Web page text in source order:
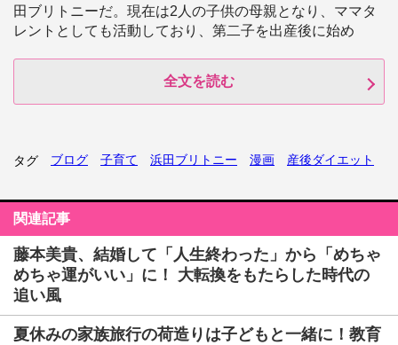
田ブリトニーだ。現在は2人の子供の母親となり、ママタ
レントとしても活動しており、第二子を出産後に始め
全文を読む
タグ ブログ 子育て 浜田ブリトニー 漫画 産後ダイエット
関連記事
藤本美貴、結婚して「人生終わった」から「めちゃ
めちゃ運がいい」に！ 大転換をもたらした時代の
追い風
夏休みの家族旅行の荷造りは子どもと一緒に！教育